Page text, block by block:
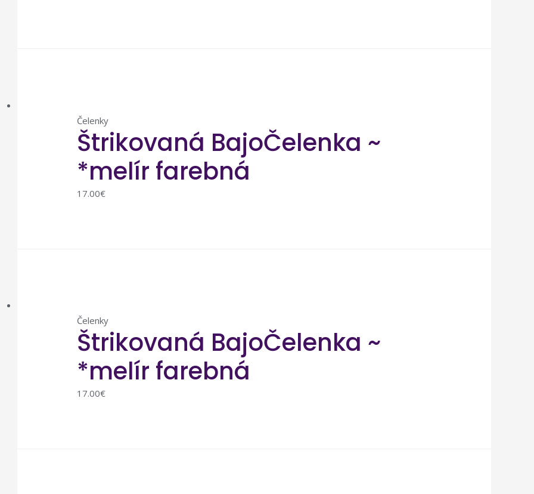
Čelenky
Štrikovaná BajoČelenka ~
*melír farebná
17.00€
Čelenky
Štrikovaná BajoČelenka ~
*melír farebná
17.00€